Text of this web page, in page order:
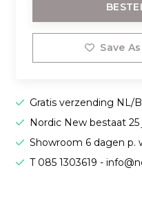
Save
Gratis verzending NL/
Nordic New bestaat 25
Showroom 6 dagen p.
T 085 1303619 -